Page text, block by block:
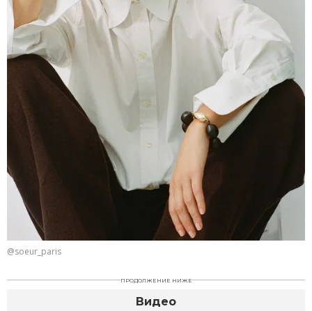
@soeur_paris
ПРОДОЛЖЕНИЕ НИЖЕ
Видео